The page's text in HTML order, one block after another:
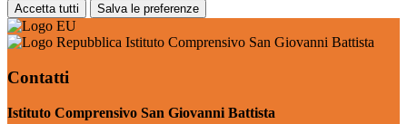
Accetta tutti Salva le preferenze
Istituto Comprensivo San Giovanni Battista
Contatti
Istituto Comprensivo San Giovanni Battista